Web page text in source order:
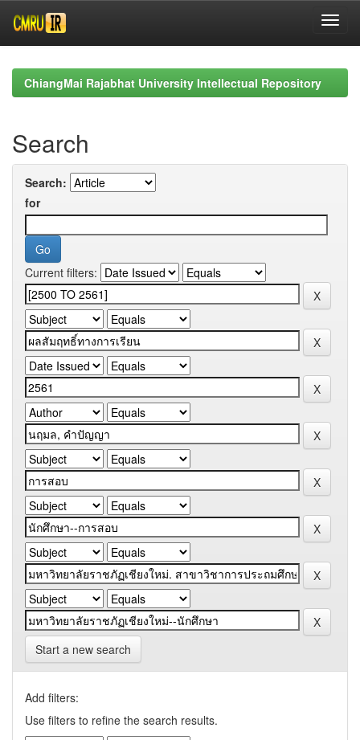
navigationChiangMai Rajabhat University Intellectual Repository
Search
Search:
for
Current filters:
Start a new search
Add filters:
Use filters to refine the search results.